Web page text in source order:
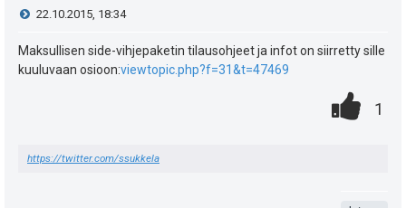
y
t
V
i
t
22.10.2015, 18:34
Maksullisen side-vihjepaketin tilausohjeet ja infot on siirretty sille
kuuluvaan osioon:viewtopic.php?f=31&t=47469
P
1
https://twitter.com/ssukkela